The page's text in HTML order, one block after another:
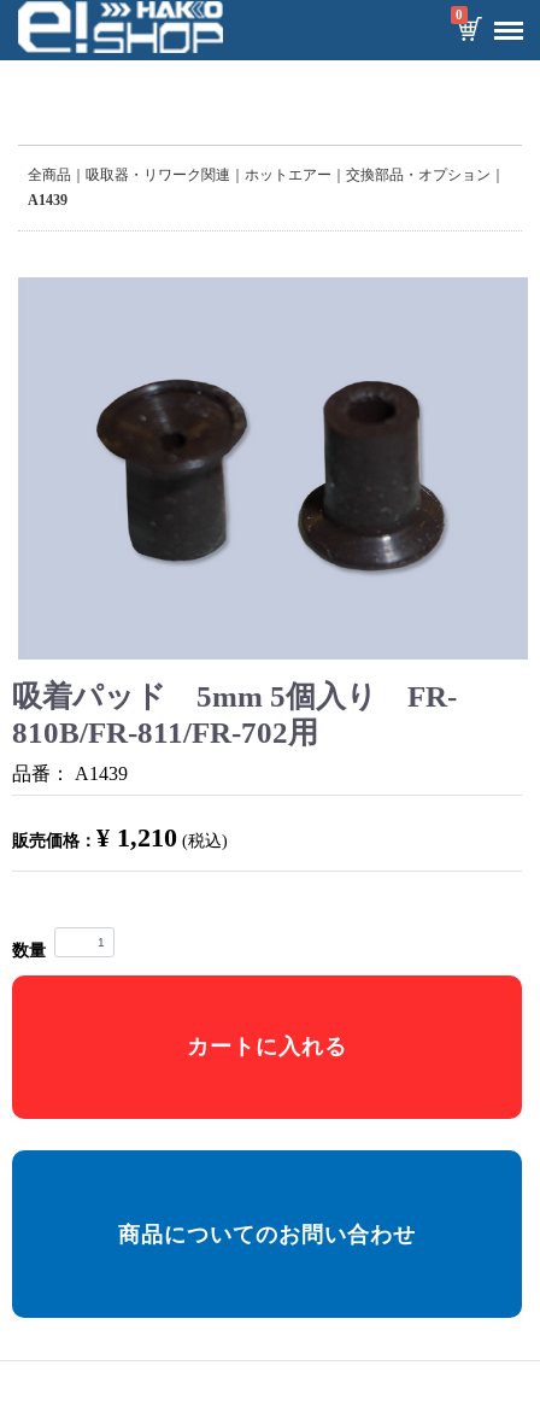
0
全商品 吸取器・リワーク関連 ホットエアー
交換部品・オプション
A1439
吸着パッド 5mm 5個入り FR-
810B/FR-811/FR-702用
品番： A1439
販売価格： ¥ 1,210 (税込)
数量
カートに入れる
商品についてのお問い合わせ